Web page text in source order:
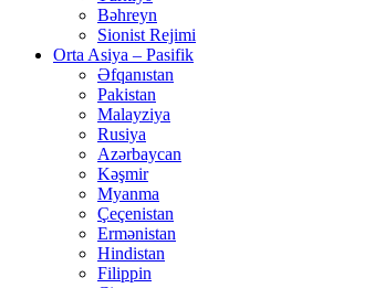
Bəhreyn
Sionist Rejimi
Orta Asiya – Pasifik
Əfqanıstan
Pakistan
Malayziya
Rusiya
Azərbaycan
Kəşmir
Myanma
Çeçenistan
Ermənistan
Hindistan
Filippin